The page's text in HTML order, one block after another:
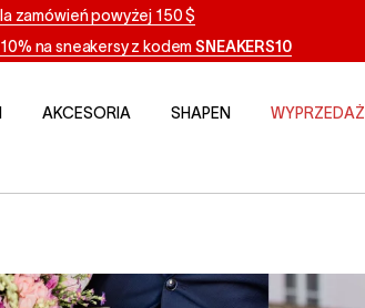
zamówień powyżej 150 $
na sneakersy z kodemSNEAKERS10
AKCESORIA SHAPEN
WYPRZEDAŻ